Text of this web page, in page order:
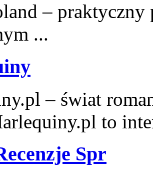
–
...
– świat
to
Spr